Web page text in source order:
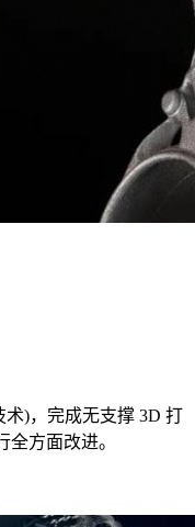
术)，完成无支撑 3D 打
方面改进。